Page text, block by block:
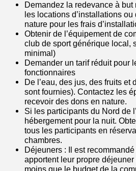
Demandez la redevance à
les locations d’installations
nature pour les frais
Obtenir de l’équipement de
club de sport générique local,
minimal)
Demander un tarif réduit pour
fonctionnaires
De l’eau, des jus, des fruits et
sont fournies). Contactez les
recevoir des dons en nature.
Si les participants du Nord de
hébergement pour la nuit.
tous les participants en
chambres.
Déjeuners : Il est
apportent leur propre